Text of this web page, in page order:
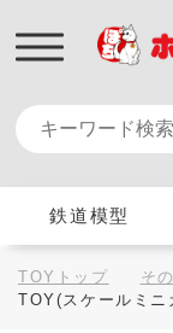
鉄道模型
TOYトップ
そ
TOY(スケールミ